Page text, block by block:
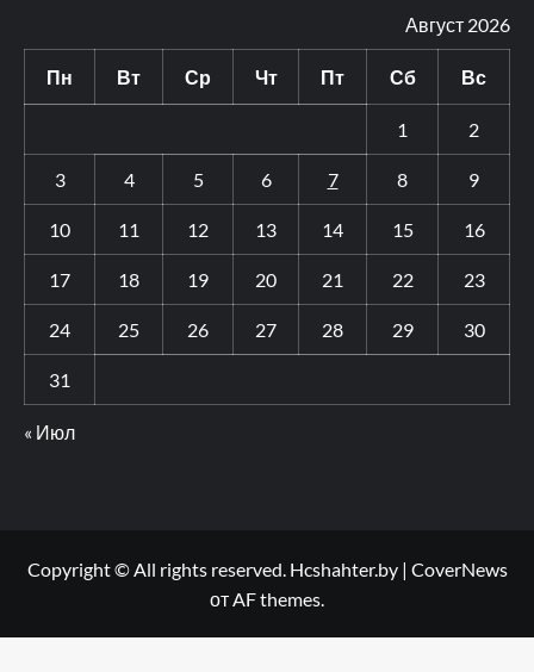
Август 2026
Пн Вт Ср Чт Пт Сб Вс
1 2
3 4 5 6 7 8 9
10 11 12 13 14 15 16
17 18 19 20 21 22 23
24 25 26 27 28 29 30
31
« Июл
Copyright © All rights reserved. Hcshahter.by | CoverNews
от AF themes.